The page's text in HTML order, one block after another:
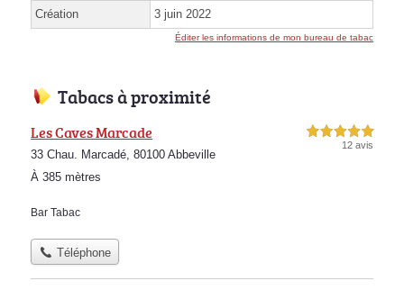
Création 3 juin 2022
Éditer les informations de mon bureau de tabac
Tabacs à proximité
Les Caves Marcade
33 Chau. Marcadé, 80100 Abbeville
À 385 mètres
5,0 étoiles sur 5
12 avis
Bar Tabac
Téléphone